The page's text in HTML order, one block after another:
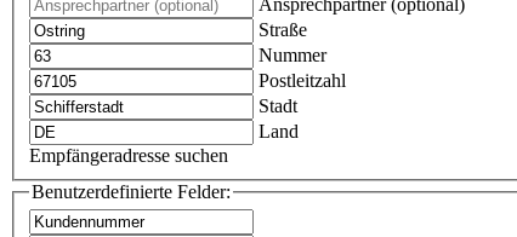
Straße
Nummer
Postleitzahl
Stadt
Land
Empfängeradresse suchen
Benutzerdefinierte Felder: